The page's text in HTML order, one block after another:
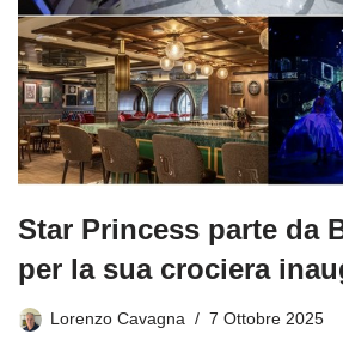
Star Princess parte da
per la sua crociera
Lorenzo Cavagna 7 Ottobre 2025